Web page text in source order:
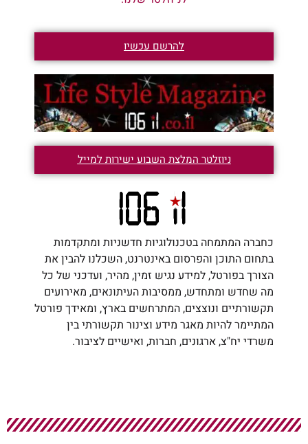
להרשם עכשיו
ניוזלטר המלצת השבוע ישירות למייל
כחברה המתמחה בטכנולוגיות חדשניות ומתקדמות
בתחום התוכן והפרסום באינטרנט, השכלנו להבין את
הצורך בפורטל, למידע נגיש זמין, מהיר, ועדכני של כל
מה שחדש ומתחדש, ממסיבות העיתונאים, מאירועים
תקשורתיים ונוצצים, המתרחשים בארץ, ומאידך פורטל
המתיימר להיות מאגר מידע וצינור תקשורתי בין
משרדי יח"צ, ארגונים, חברות, ואישיים לציבור.